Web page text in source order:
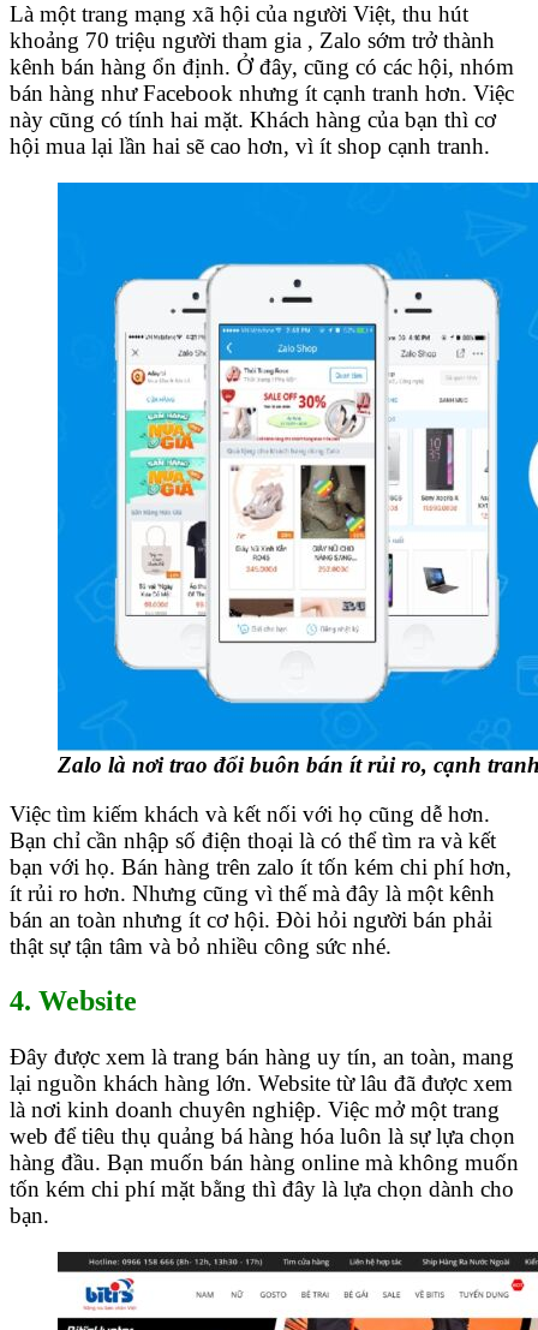
Là một trang mạng xã hội của người Việt, thu hút
khoảng 70 triệu người tham gia , Zalo sớm trở thành
kênh bán hàng ổn định. Ở đây, cũng có các hội, nhóm
bán hàng như Facebook nhưng ít cạnh tranh hơn. Việc
này cũng có tính hai mặt. Khách hàng của bạn thì cơ
hội mua lại lần hai sẽ cao hơn, vì ít shop cạnh tranh.
Zalo là nơi trao đổi buôn bán ít rủi ro, cạnh
Việc tìm kiếm khách và kết nối với họ cũng dễ hơn.
Bạn chỉ cần nhập số điện thoại là có thể tìm ra và kết
bạn với họ. Bán hàng trên zalo ít tốn kém chi phí hơn,
ít rủi ro hơn. Nhưng cũng vì thế mà đây là một kênh
bán an toàn nhưng ít cơ hội. Đòi hỏi người bán phải
thật sự tận tâm và bỏ nhiều công sức nhé.
4. Website
Đây được xem là trang bán hàng uy tín, an toàn, mang
lại nguồn khách hàng lớn. Website từ lâu đã được xem
là nơi kinh doanh chuyên nghiệp. Việc mở một trang
web để tiêu thụ quảng bá hàng hóa luôn là sự lựa chọn
hàng đầu. Bạn muốn bán hàng online mà không muốn
tốn kém chi phí mặt bằng thì đây là lựa chọn dành cho
bạn.